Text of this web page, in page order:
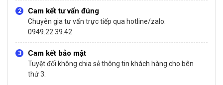
Cam kết tư vấn đúng
Chuyên gia tư vấn trực tiếp qua hotline/zalo:
0949.22.39.42
Cam kết bảo mật
Tuyệt đối không chia sẻ thông tin khách hàng cho bên
thứ 3.